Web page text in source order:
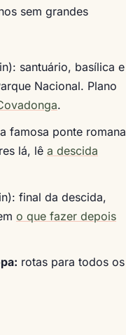
sem grandes
santuário, basílica e
Nacional. Plano
.
famosa ponte romana
lá, lê a descida
final da descida,
o que fazer depois
rotas para todos os